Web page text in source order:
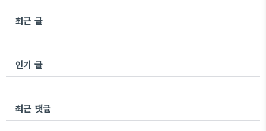
최근 글
인기 글
최근 댓글